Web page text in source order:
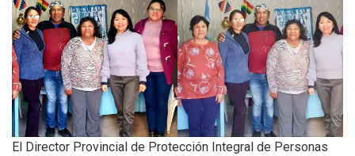
El Director Provincial de Protección Integral de Personas